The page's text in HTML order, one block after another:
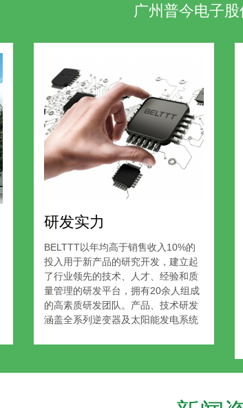
广州普今电子股
研发实力
BELTTT以年均高于销售收入10%的
投入用于新产品的研究开发，建立起
了行业领先的技术、人才、经验和质
量管理的研发平台，拥有20余人组成
的高素质研发团队。产品、技术研发
涵盖全系列逆变器及太阳能发电系统